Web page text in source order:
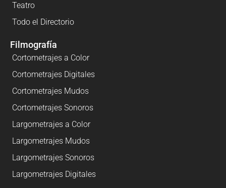
Teatro
Todo el Directorio
Filmografía
Cortometrajes a Color
Cortometrajes Digitales
Cortometrajes Mudos
Cortometrajes Sonoros
Largometrajes a Color
Largometrajes Mudos
Largometrajes Sonoros
Largometrajes Digitales